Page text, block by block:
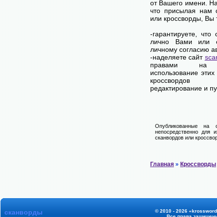
от Вашего имени.
что присылая нам
или кроссворды,
-гарантируете, что
лично Вами или
личному согласию
-наделяете сайт
правами на
использование
редактирование и
Опубликованные на
непосредственно для
сканвордов или
Главная » Кроссворды
сканворды
© 2010 - 2026